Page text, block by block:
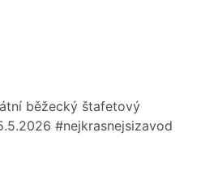
běžecký štafetový
#nejkrasnejsizavod